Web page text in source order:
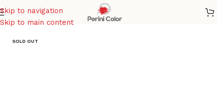
Skip to navigation
Skip to main content
Home/DECORAZIONI Strumenti di lavoro
SOLD OUT